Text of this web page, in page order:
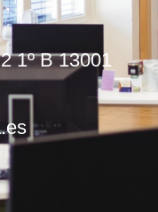
1º B 13001